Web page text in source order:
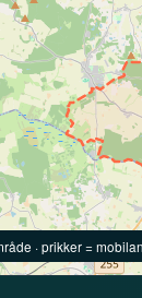
· prikker =